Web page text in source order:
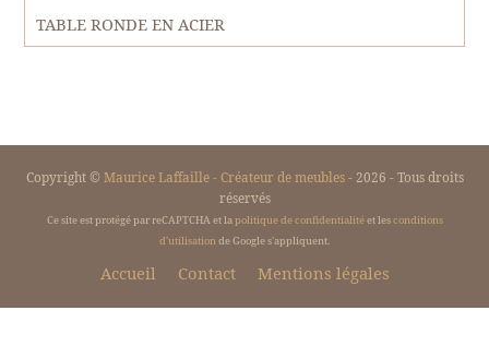
TABLE RONDE EN ACIER
Copyright © Maurice Laffaille - Créateur de meubles- 2026 - Tous droits
réservés
Ce site est protégé par reCAPTCHA et lapolitique de confidentialitéet lesconditions
d'utilisationde Google s'appliquent.
Accueil Contact Mentions légales